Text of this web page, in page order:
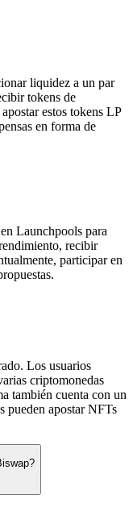
liquidez a un par
tokens de
estos tokens LP
en forma de
Launchpools para
recibir
participar en
Los usuarios
criptomonedas
también cuenta con un
pueden apostar NFTs